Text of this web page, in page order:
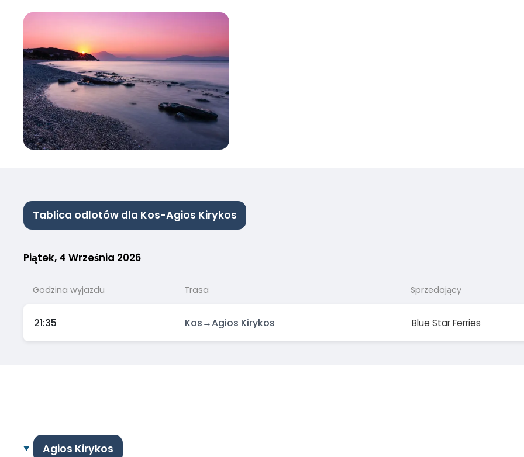
Tablica odlotów dla Kos-Agios Kirykos
Piątek, 4 Września 2026
Godzina wyjazdu Trasa Sprzedający
21:35 Kos→Agios Kirykos Blue Star Ferries
Agios Kirykos